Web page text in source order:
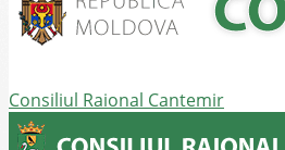
Consiliul Raional Cantemir